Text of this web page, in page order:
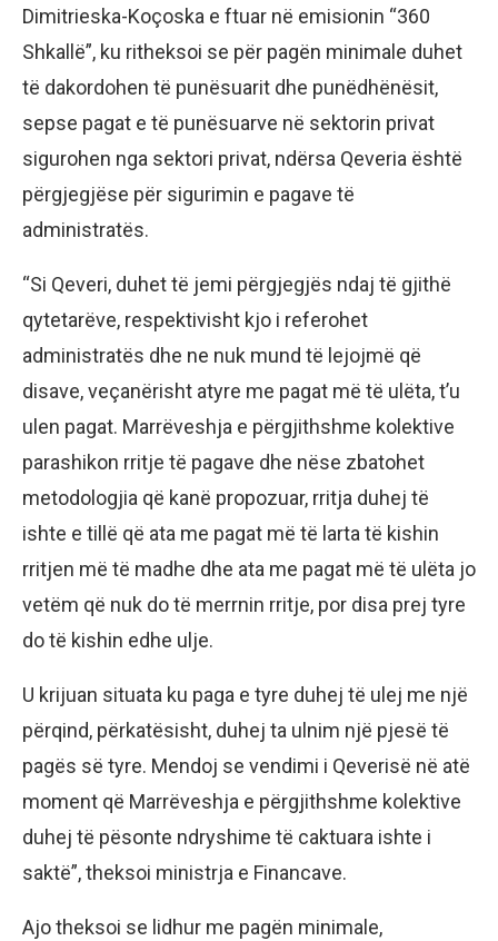
Dimitrieska-Koçoska e ftuar në emisionin “360
Shkallë”, ku ritheksoi se për pagën minimale duhet
të dakordohen të punësuarit dhe punëdhënësit,
sepse pagat e të punësuarve në sektorin privat
sigurohen nga sektori privat, ndërsa Qeveria është
përgjegjëse për sigurimin e pagave të
administratës.
“Si Qeveri, duhet të jemi përgjegjës ndaj të gjithë
qytetarëve, respektivisht kjo i referohet
administratës dhe ne nuk mund të lejojmë që
disave, veçanërisht atyre me pagat më të ulëta, t’u
ulen pagat. Marrëveshja e përgjithshme kolektive
parashikon rritje të pagave dhe nëse zbatohet
metodologjia që kanë propozuar, rritja duhej të
ishte e tillë që ata me pagat më të larta të kishin
rritjen më të madhe dhe ata me pagat më të ulëta jo
vetëm që nuk do të merrnin rritje, por disa prej tyre
do të kishin edhe ulje.
U krijuan situata ku paga e tyre duhej të ulej me një
përqind, përkatësisht, duhej ta ulnim një pjesë të
pagës së tyre. Mendoj se vendimi i Qeverisë në atë
moment që Marrëveshja e përgjithshme kolektive
duhej të pësonte ndryshime të caktuara ishte i
saktë”, theksoi ministrja e Financave.
Ajo theksoi se lidhur me pagën minimale,